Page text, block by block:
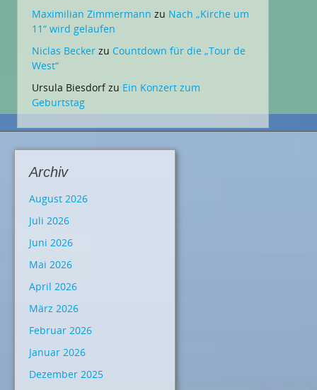
Maximilian Zimmermann zu Nach „Kirche um
11“ wird gelaufen
Niclas Becker zu Countdown für die „Tour de
West“
Ursula Biesdorfzu Ein Konzert zum
Geburtstag
Archiv
August 2026
Juli 2026
Juni 2026
Mai 2026
April 2026
März 2026
Februar 2026
Januar 2026
Dezember 2025